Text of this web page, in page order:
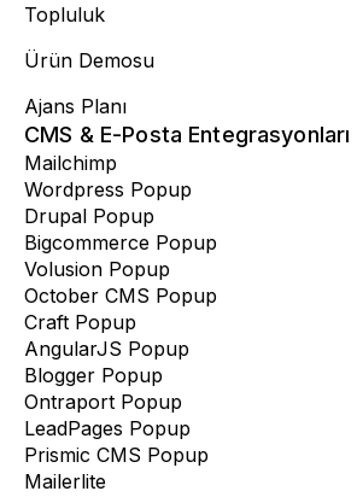
Topluluk
Ürün Demosu
Ajans Planı
CMS & E-Posta Entegrasyonları
Mailchimp
Wordpress Popup
Drupal Popup
Bigcommerce Popup
Volusion Popup
October CMS Popup
Craft Popup
AngularJS Popup
Blogger Popup
Ontraport Popup
LeadPages Popup
Prismic CMS Popup
Mailerlite